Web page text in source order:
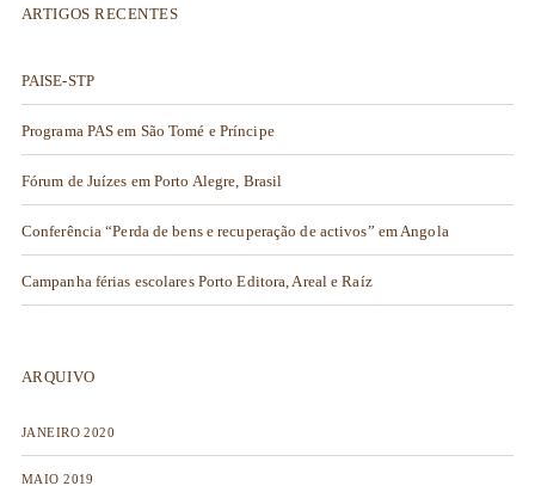
ARTIGOS RECENTES
PAISE-STP
Programa PAS em São Tomé e Príncipe
Fórum de Juízes em Porto Alegre, Brasil
Conferência “Perda de bens e recuperação de activos” em Angola
Campanha férias escolares Porto Editora, Areal e Raíz
ARQUIVO
JANEIRO 2020
MAIO 2019